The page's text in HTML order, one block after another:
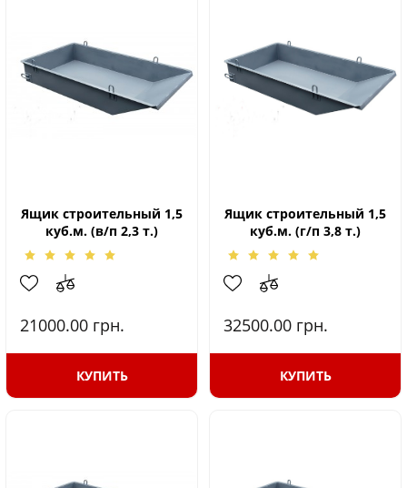
Ящик строительный 1,5
куб.м. (в/п 2,3 т.)
21000.00 грн.
КУПИТЬ
Ящик строительный 1,5
куб.м. (г/п 3,8 т.)
32500.00 грн.
КУПИТЬ